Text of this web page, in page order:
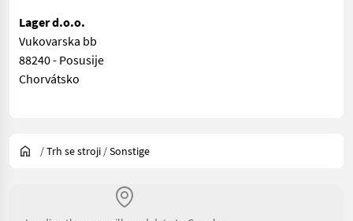
Lager d.o.o.
Vukovarska bb
88240 - Posusije
Chorvátsko
/Trh se stroji /Sonstige